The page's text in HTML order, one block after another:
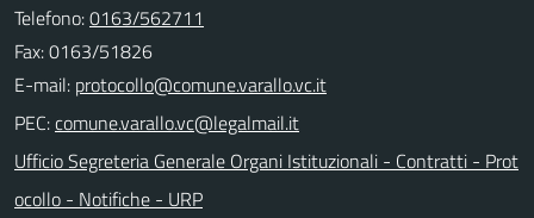
Telefono:0163/562711
Fax: 0163/51826
E-mail:
PEC:
Ufficio Segreteria Generale Organi Istituzionali - Contratti - Prot
ocollo - Notifiche - URP